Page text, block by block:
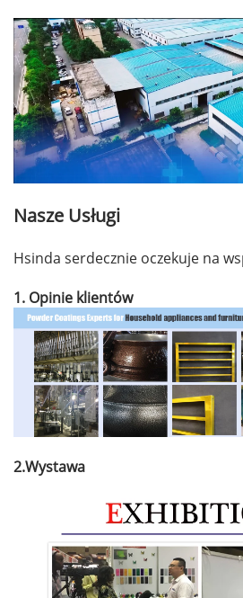
Nasze Usługi
Hsinda serdecznie oczekuje na
1. Opinie klientów
2.Wystawa